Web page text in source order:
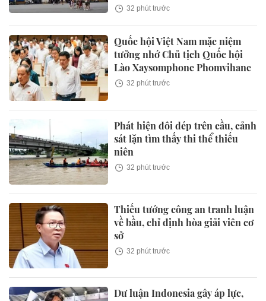
32 phút trước
Quốc hội Việt Nam mặc niệm
tưởng nhớ Chủ tịch Quốc hội
Lào Xaysomphone Phomvihane
32 phút trước
Phát hiện đôi dép trên cầu, cảnh
sát lặn tìm thấy thi thể thiếu
niên
32 phút trước
Thiếu tướng công an tranh luận
về bầu, chỉ định hòa giải viên cơ
sở
32 phút trước
Dư luận Indonesia gây áp lực,